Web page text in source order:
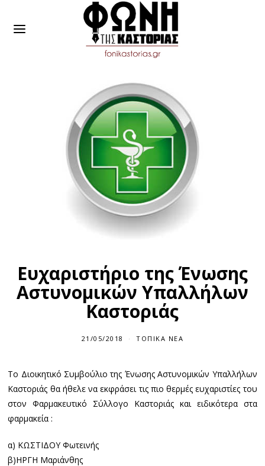
Ευχαριστήριο της Ένωσης
Αστυνομικών Υπαλλήλων
Καστοριάς
21/05/2018 ΤΟΠΙΚΆ ΝΈΑ
Το Διοικητικό Συμβούλιο της Ένωσης Αστυνομικών Υπαλλήλων
Καστοριάς θα ήθελε να εκφράσει τις πιο θερμές ευχαριστίες του
στον Φαρμακευτικό Σύλλογο Καστοριάς και ειδικότερα στα
φαρμακεία :
α) ΚΩΣΤΙΔΟΥ Φωτεινής
β)ΗΡΓΗ Μαριάνθης